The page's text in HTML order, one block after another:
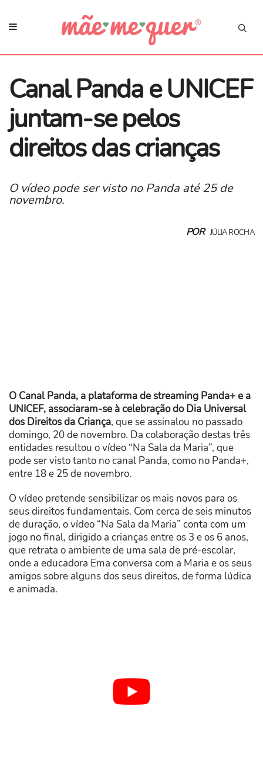
Canal Panda e UNICEF
juntam-se pelos
direitos das crianças
O vídeo pode ser visto no Panda até 25 de
novembro.
POR JÚLIA ROCHA
O Canal Panda, a plataforma de streaming Panda+ e a
UNICEF, associaram-se à celebração do Dia Universal
dos Direitos da Criança, que se assinalou no passado
domingo, 20 de novembro. Da colaboração destas três
entidades resultou o vídeo “Na Sala da Maria”, que
pode ser visto tanto no canal Panda, como no Panda+,
entre 18 e 25 de novembro.
O vídeo pretende sensibilizar os mais novos para os
seus direitos fundamentais. Com cerca de seis minutos
de duração, o vídeo “Na Sala da Maria” conta com um
jogo no final, dirigido a crianças entre os 3 e os 6 anos,
que retrata o ambiente de uma sala de pré-escolar,
onde a educadora Ema conversa com a Maria e os seus
amigos sobre alguns dos seus direitos, de forma lúdica
e animada.